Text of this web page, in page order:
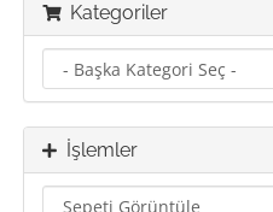
Kategoriler
İşlemler